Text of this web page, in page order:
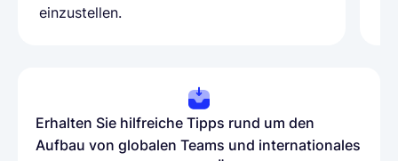
einzustellen.
Erhalten Sie hilfreiche Tipps rund um den
Aufbau von globalen Teams und internationales